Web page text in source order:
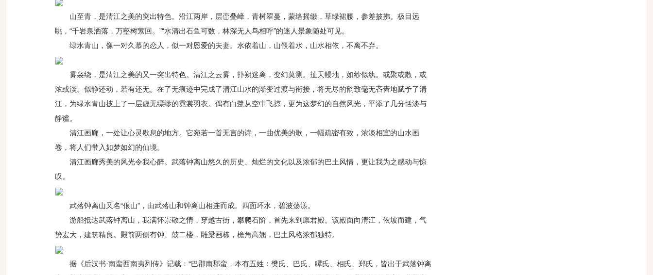
山至青，是清江之美的突出特色。沿江两岸，层峦叠嶂，青树翠蔓，蒙络摇缀，草绿裙腰，参差披拂。极目远
眺，“千岩泉洒落，万壑树萦回。”“水清出石鱼可数，林深无人鸟相呼”的迷人景象随处可见。
绿水青山，像一对久慕的恋人，似一对恩爱的夫妻。水依着山，山偎着水，山水相依，不离不弃。
雾袅绕，是清江之美的又一突出特色。清江之云雾，扑朔迷离，变幻莫测。扯天幔地，如纱似纨。或聚或散，或
浓或淡。似静还动，若有还无。在了无痕迹中完成了清江山水的渐变过渡与衔接，将无尽的韵致毫无吝啬地赋予了清
江，为绿水青山披上了一层虚无缥缈的霓裳羽衣。偶有白鹭从空中飞掠，更为这梦幻的自然风光，平添了几分恬淡与
静谧。
清江画廊，一处让心灵歇息的地方。它宛若一首无言的诗，一曲优美的歌，一幅疏密有致，浓淡相宜的山水画
卷，将人们带入如梦如幻的仙境。
清江画廊秀美的风光令我心醉。武落钟离山悠久的历史、灿烂的文化以及浓郁的巴土风情，更让我为之感动与惊
叹。
武落钟离山又名“佷山”，由武落山和钟离山相连而成。四面环水，碧波荡漾。
游船抵达武落钟离山，我满怀崇敬之情，穿越古街，攀爬石阶，首先来到廪君殿。该殿面向清江，依坡而建，气
势宏大，建筑精良。殿前两侧有钟、鼓二楼，雕梁画栋，檐角高翘，巴土风格浓郁独特。
据《后汉书·南蛮西南夷列传》记载：“巴郡南郡蛮，本有五姓：樊氏、巴氏、瞫氏、相氏、郑氏，皆出于武落钟离